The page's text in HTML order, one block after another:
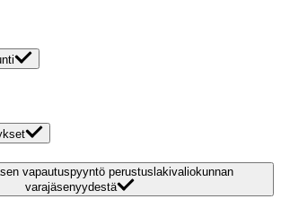
vapautuspyyntö perustuslakivaliokunnan
varajäsenyydestä